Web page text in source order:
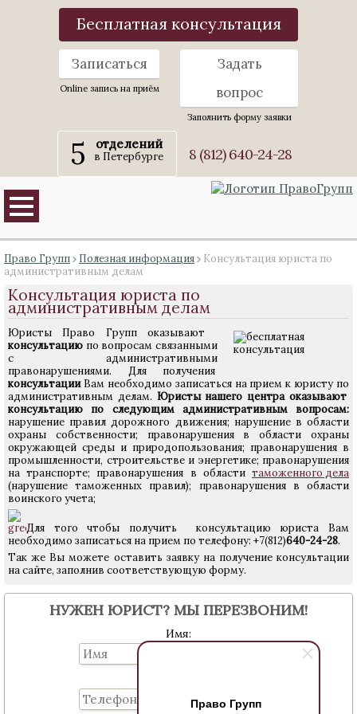
Право Групп
Бесплатная консультация
Записаться
Online запись на приём
Задать
вопрос
Заполнить форму заявки
5 отделений
в Петербурге 8 (812) 640-24-28
Право Групп Полезная информация
Консультация юриста по
административным делам
Консультация юриста по
административным делам
Юристы Право Групп оказывают
консультацию по вопросам связанными
с административными
правонарушениями. Для получения
консультацииВам необходимо записаться на прием к юристу по
административным делам. Юристы нашего центра оказывают
консультацию по следующим административным вопросам:
нарушение правил дорожного движения; нарушение в области
охраны собственности; правонарушения в области охраны
окружающей среды и природопользования; правонарушения в
промышленности, строительстве и энергетике; правонарушения
на транспорте; правонарушения в области таможенного дела
(нарушение таможенных правил); правонарушения в области
воинского учета;
Для того чтобы получить консультацию юриста Вам
необходимо записаться на прием по телефону: +7(812)640-24-28.
Так же Вы можете оставить заявку на получение консультации
на сайте, заполнив соответствующую форму.
НУЖЕН ЮРИСТ? МЫ ПЕРЕЗВОНИМ!
Имя: